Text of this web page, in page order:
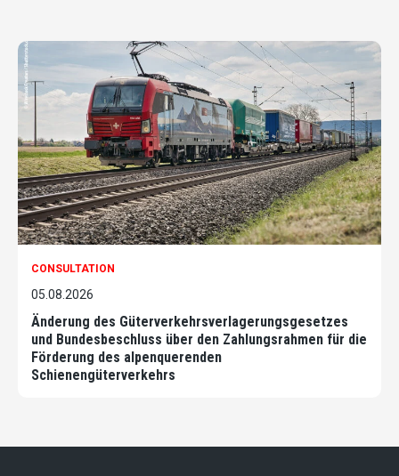
CONSULTATION
05.08.2026
Änderung des Güterverkehrsverlagerungsgesetzes
und Bundesbeschluss über den Zahlungsrahmen für die
Förderung des alpenquerenden
Schienengüterverkehrs